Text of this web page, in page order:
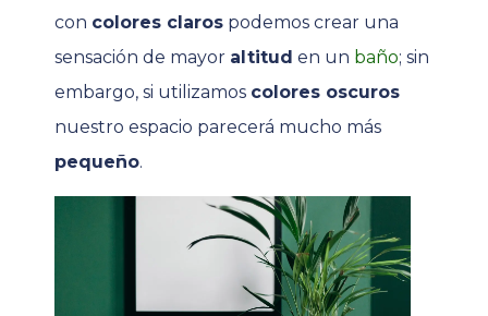
con colores claros podemos crear una
sensación de mayor altitud en un baño; sin
embargo, si utilizamos colores oscuros
nuestro espacio parecerá mucho más
pequeño.